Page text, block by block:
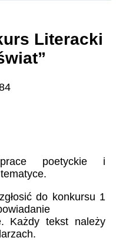
Literacki
poetyckie i
do konkursu 1
Każdy tekst należy